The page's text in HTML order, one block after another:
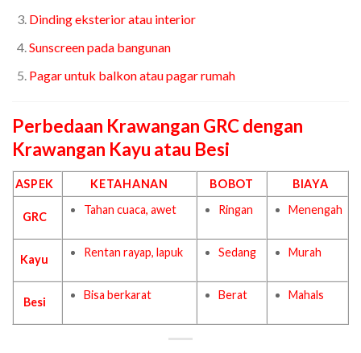
Dinding eksterior atau interior
Sunscreen pada bangunan
Pagar untuk balkon atau pagar rumah
Perbedaan Krawangan GRC dengan
Krawangan Kayu atau Besi
ASPEK KETAHANAN BOBOT BIAYA
GRC
Tahan cuaca, awet Ringan Menengah
Kayu
Rentan rayap, lapuk Sedang Murah
Besi
Bisa berkarat Berat Mahals